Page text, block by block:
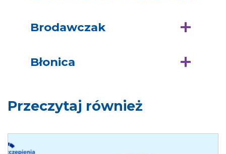
Brodawczak
Błonica
Przeczytaj również